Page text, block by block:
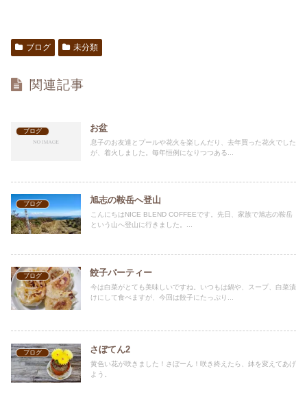
ブログ 未分類
関連記事
ブログ お盆
息子のお友達とプールや花火を楽しんだり、去年買った花火でした
が、着火しました。毎年恒例になりつつある...
ブログ 旭志の鞍岳へ登山
こんにちはNICE BLEND COFFEEです。先日、家族で旭志の鞍岳
という山へ登山に行きました。...
ブログ 餃子パーティー
今は白菜がとても美味しいですね。いつもは鍋や、スープ、白菜漬
けにして食べますが、今回は餃子にたっぷり...
ブログ さぼてん2
黄色い花が咲きました！さぼーん！咲き終えたら、鉢を変えてあげ
よう。